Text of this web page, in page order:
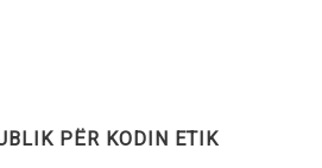
PËR KODIN ETIK